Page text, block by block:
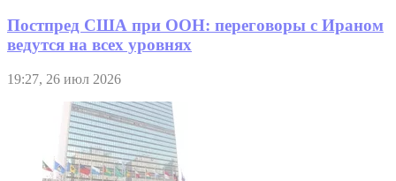
Постпред США при ООН: переговоры с Ираном
ведутся на всех уровнях
19:27, 26 июл 2026